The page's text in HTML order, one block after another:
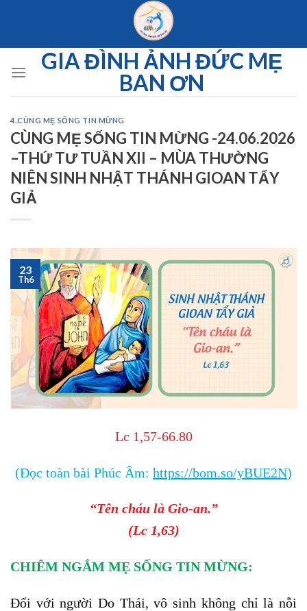
GIA ĐÌNH ẢNH ĐỨC MẸ
BAN ƠN
4.CÙNG MẸ SỐNG TIN MỪNG
CÙNG MẸ SỐNG TIN MỪNG -24.06.2026
–THỨ TƯ TUẦN XII – MÙA THƯỜNG
NIÊN SINH NHẬT THÁNH GIOAN TẨY
GIẢ
23
Th6
Lc 1,57-66.80
(Đọc toàn bài Phúc Âm: https://bom.so/yBUE2N)
“Tên cháu là Gio-an.”
(Lc 1,63)
CHIÊM NGẮM MẸ SỐNG TIN MỪNG:
Đối với người Do Thái, vô sinh không chỉ là nỗi